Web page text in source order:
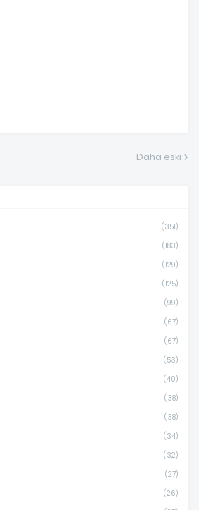
Daha eski
(351)
(183)
(129)
(125)
(99)
(67)
(67)
(53)
(40)
(38)
(38)
(34)
(32)
(27)
(26)